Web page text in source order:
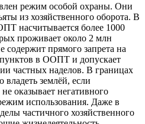
режим особой охраны. Они
из хозяйственного оборота. В
насчитывается более 1000
проживает около 2 млн
содержит прямого запрета на
в ООПТ и допускает
частных наделов. В границах
землёй, если
оказывает негативного
использования. Даже в
частичного хозяйственного